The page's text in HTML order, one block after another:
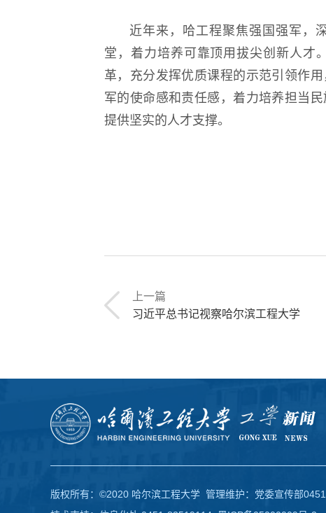
近年来，哈工程聚焦强国强军，
堂，着力培养可靠顶用拔尖创新人才
革，充分发挥优质课程的示范引领作
军的使命感和责任感，着力培养担当
提供坚实的人才支撑。
上一篇
习近平总书记视察哈尔滨工程大学
版权所有：©2020 哈尔滨工程大学 管理维护：党委宣传部